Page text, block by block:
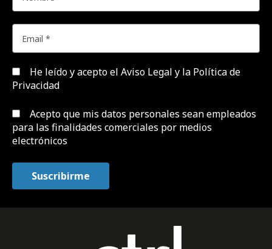
He leído y acepto el Aviso Legal y la Política de
Privacidad
Acepto que mis datos personales sean empleados
para las finalidades comerciales por medios
electrónicos